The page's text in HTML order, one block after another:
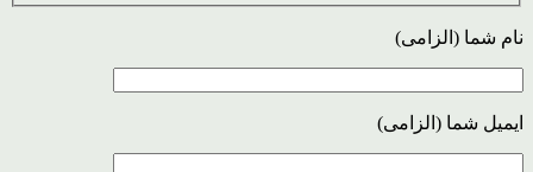
نام شما (الزامی)
ایمیل شما (الزامی)